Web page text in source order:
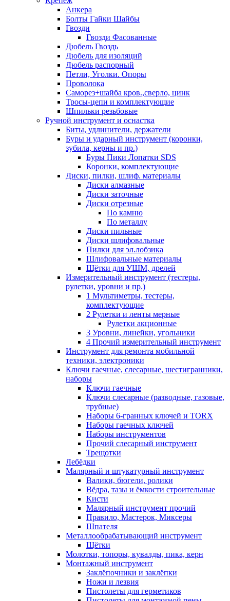
Анкера
Болты Гайки Шайбы
Гвозди
Гвозди Фасованные
Дюбель Гвоздь
Дюбель для изоляций
Дюбель распорный
Петли, Уголки. Опоры
Проволока
Саморез+шайба кров.,сверло, цинк
Тросы-цепи и комплектующие
Шпильки резьбовые
Ручной инструмент и оснастка
Биты, удлинители, держатели
Буры и ударный инструмент (коронки,
зубила, керны и пр.)
Буры Пики Лопатки SDS
Коронки, комплектующие
Диски, пилки, шлиф. материалы
Диски алмазные
Диски заточные
Диски отрезные
По камню
По металлу
Диски пильные
Диски шлифовальные
Пилки для эл.лобзика
Шлифовальные материалы
Щётки для УШМ, дрелей
Измерительный инструмент (тестеры,
рулетки, уровни и пр.)
1 Мультиметры, тестеры,
комплектующие
2 Рулетки и ленты мерные
Рулетки акционные
3 Уровни, линейки, угольники
4 Прочий измерительный инструмент
Инструмент для ремонта мобильной
техники, электроники
Ключи гаечные, слесарные, шестигранники,
наборы
Ключи гаечные
Ключи слесарные (разводные, газовые,
трубные)
Наборы 6-гранных ключей и TORX
Наборы гаечных ключей
Наборы инструментов
Прочий слесарный инструмент
Трещотки
Лебёдки
Малярный и штукатурный инструмент
Валики, бюгели, ролики
Вёдра, тазы и ёмкости строительные
Кисти
Малярный инструмент прочий
Правило, Мастерок, Миксеры
Шпателя
Металлообрабатывающий инструмент
Щётки
Молотки, топоры, кувалды, пика, керн
Монтажный инструмент
Заклёпочники и заклёпки
Ножи и лезвия
Пистолеты для герметиков